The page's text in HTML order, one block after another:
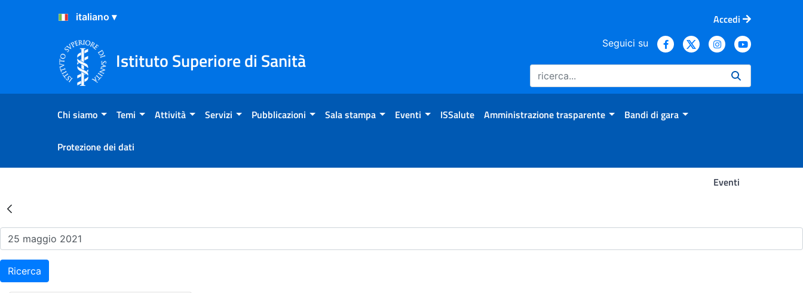
Salta al Contenuto
Salta al Footer
Accedi
Istituto Superiore di Sanità
Seguici su
Chi siamo Temi Attività Servizi Pubblicazioni Sala stampa Eventi ISSalute Amministrazione trasparente Bandi di gara
Protezione dei dati
Eventi
Risultati della Ricerca - Eventi
Ricerca